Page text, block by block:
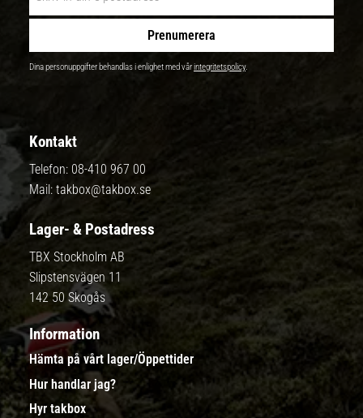
Prenumerera
Dina personuppgifter behandlas i enlighet med vårintegritetspolicy.
Kontakt
Telefon: 08-410 967 00
Mail: takbox@takbox.se
Lager- & Postadress
TBX Stockholm AB
Slipstensvägen 11
142 50 Skogås
Information
Hämta på vårt lager/Öppettider
Hur handlar jag?
Hyr takbox